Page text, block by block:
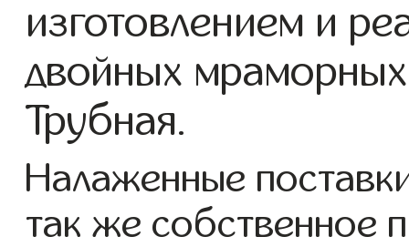
изготовлением и
двойных
Трубная.
Налаженные
так же собственное